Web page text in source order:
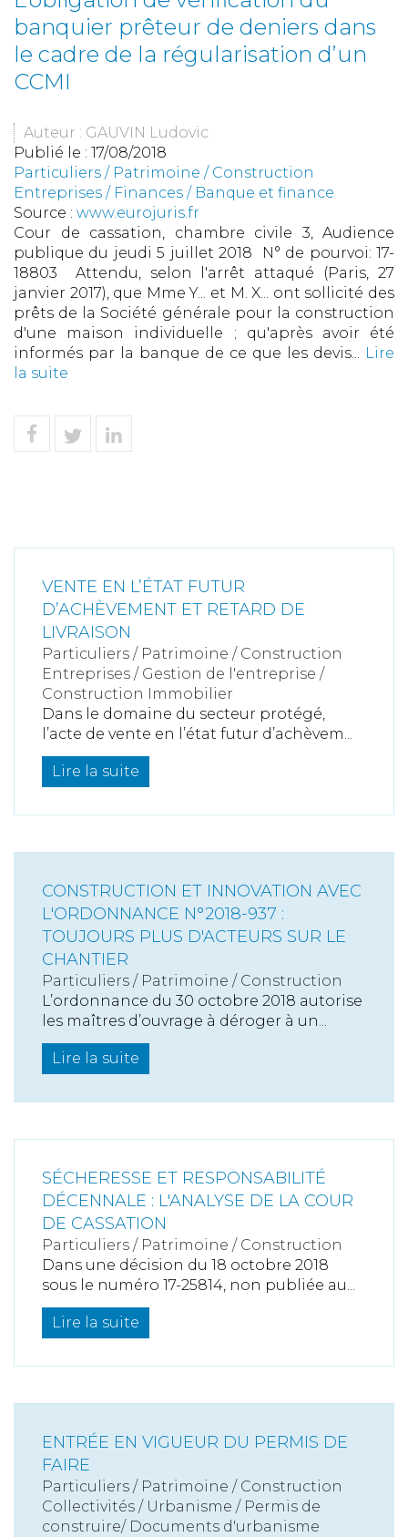
banquier prêteur de deniers dans
le cadre de la régularisation d’un
CCMI
Auteur : GAUVIN Ludovic
Publié le : 17/08/2018
Particuliers / Patrimoine / Construction
Entreprises / Finances / Banque et finance
Source : www.eurojuris.fr
Cour de cassation, chambre civile 3, Audience
publique du jeudi 5 juillet 2018 N° de pourvoi: 17-
18803 Attendu, selon l'arrêt attaqué (Paris, 27
janvier 2017), que Mme Y... et M. X... ont sollicité des
prêts de la Société générale pour la construction
d'une maison individuelle ; qu'après avoir été
informés par la banque de ce que les devis... Lire
la suite
VENTE EN L’ÉTAT FUTUR
D’ACHÈVEMENT ET RETARD DE
LIVRAISON
Particuliers / Patrimoine / Construction
Entreprises / Gestion de l'entreprise /
Construction Immobilier
Dans le domaine du secteur protégé,
l’acte de vente en l’état futur d’achèvem...
Lire la suite
CONSTRUCTION ET INNOVATION AVEC
L'ORDONNANCE N°2018-937 :
TOUJOURS PLUS D'ACTEURS SUR LE
CHANTIER
Particuliers / Patrimoine / Construction
L’ordonnance du 30 octobre 2018 autorise
les maîtres d’ouvrage à déroger à un...
Lire la suite
SÉCHERESSE ET RESPONSABILITÉ
DÉCENNALE : L'ANALYSE DE LA COUR
DE CASSATION
Particuliers / Patrimoine / Construction
Dans une décision du 18 octobre 2018
sous le numéro 17-25814, non publiée au...
Lire la suite
ENTRÉE EN VIGUEUR DU PERMIS DE
FAIRE
Particuliers / Patrimoine / Construction
Collectivités / Urbanisme / Permis de
construire/ Documents d'urbanisme